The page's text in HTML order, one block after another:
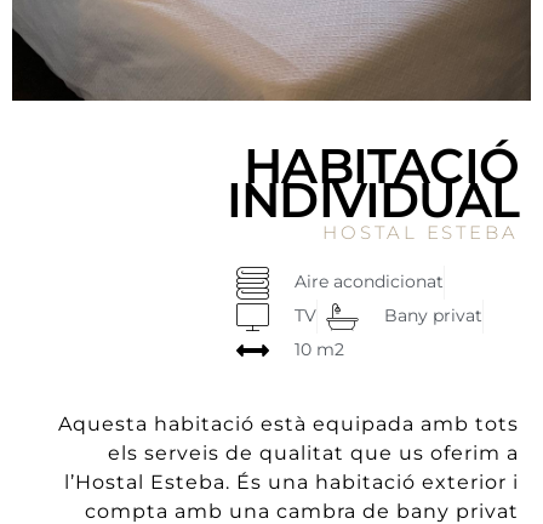
HABITACIÓ
INDIVIDUAL
HOSTAL ESTEBA
Aire acondicionat
TV
Bany privat
10 m2
Aquesta habitació està equipada amb tots
els serveis de qualitat que us oferim a
l’Hostal Esteba. És una habitació exterior i
compta amb una cambra de bany privat